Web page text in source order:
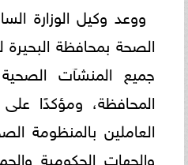
ووعد وكيل الوزارة
الصحة بمحافظة
جميع المنشآت
المحافظة، ومؤكدًا
العاملين بالمنظومة
والجهات الحكومية